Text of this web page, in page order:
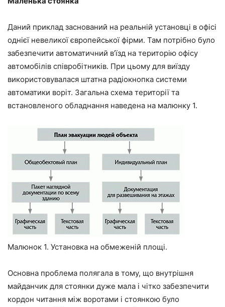
Даний приклад заснований на реальній установці в офісі
однієї невеликої європейської фірми. Там потрібно було
забезпечити автоматичний в’їзд на територію офісу
автомобілів співробітників. При цьому для виїзду
використовувалася штатна радіокнопка системи
автоматики воріт. Загальна схема території та
встановленого обладнання наведена на малюнку 1.
Малюнок 1. Установка на обмеженій площі.
Основна проблема полягала в тому, що внутрішня
майданчик для стоянки дуже мала і чітко забезпечити
кордон читання між воротами і стоянкою було